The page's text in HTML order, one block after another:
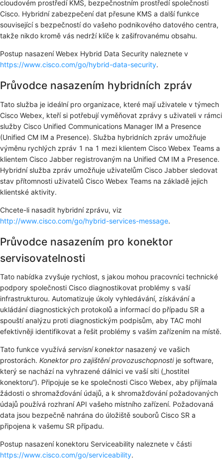
cloudovém prostředí KMS, bezpečnostním prostředí společnosti
Cisco. Hybridní zabezpečení dat přesune KMS a další funkce
související s bezpečností do vašeho podnikového datového centra,
takže nikdo kromě vás nedrží klíče k zašifrovanému obsahu.
Postup nasazení Webex Hybrid Data Security naleznete v
https://www.cisco.com/go/hybrid-data-security.
Průvodce nasazením hybridních zpráv
Tato služba je ideální pro organizace, které mají uživatele v týmech
Cisco Webex, kteří si potřebují vyměňovat zprávy s uživateli v rámci
služby Cisco Unified Communications Manager IM a Presence
(Unified CM IM a Presence). Služba hybridních zpráv umožňuje
výměnu rychlých zpráv 1 na 1 mezi klientem Cisco Webex Teams a
klientem Cisco Jabber registrovaným na Unified CM IM a Presence.
Hybridní služba zpráv umožňuje uživatelům Cisco Jabber sledovat
stav přítomnosti uživatelů Cisco Webex Teams na základě jejich
klientské aktivity.
Chcete-li nasadit hybridní zprávu, viz
http://www.cisco.com/go/hybrid-services-message.
Průvodce nasazením pro konektor
servisovatelnosti
Tato nabídka zvyšuje rychlost, s jakou mohou pracovníci technické
podpory společnosti Cisco diagnostikovat problémy s vaší
infrastrukturou. Automatizuje úkoly vyhledávání, získávání a
ukládání diagnostických protokolů a informací do případu SR a
spouští analýzu proti diagnostickým podpisům, aby TAC mohl
efektivněji identifikovat a řešit problémy s vaším zařízením na místě.
Tato funkce využívá servisní konektornasazený ve vašich
prostorách. Konektor pro zajištění provozuschopnostije software,
který se nachází na vyhrazené dálnici ve vaší síti („hostitel
konektoru“). Připojuje se ke společnosti Cisco Webex, aby přijímala
žádosti o shromažďování údajů, a k shromažďování požadovaných
údajů používá rozhraní API vašeho místního zařízení. Požadovaná
data jsou bezpečně nahrána do úložiště souborů Cisco SR a
připojena k vašemu SR případu.
Postup nasazení konektoru Serviceability naleznete v části
https://www.cisco.com/go/serviceability.